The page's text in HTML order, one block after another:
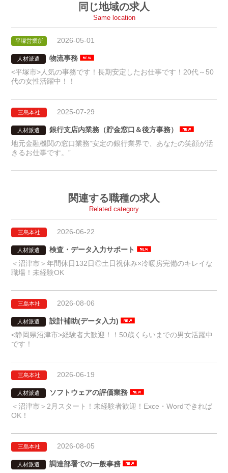
同じ地域の求人
Same location
平塚営業所 2026-05-01
人材派遣
物流事務
<平塚市>人気の事務です！長期安定したお仕事です！20代～50
代の女性活躍中！！
三島本社 2025-07-29
人材派遣
銀行支店内業務（貯金窓口＆後方事務）
地元金融機関の窓口業務”安定の銀行業界で、あなたの笑顔が活
きるお仕事です。”
関連する職種の求人
Related category
三島本社 2026-06-22
人材派遣
検査・データ入力サポート
＜沼津市＞年間休日132日◎土日祝休み×冷暖房完備のキレイな
職場！未経験OK
三島本社 2026-08-06
人材派遣
設計補助(データ入力)
<静岡県沼津市>経験者大歓迎！！50歳くらいまでの男女活躍中
です！
三島本社 2026-06-19
人材派遣
ソフトウェアの評価業務
＜沼津市＞2月スタート！未経験者歓迎！Exce・Wordできれば
OK！
三島本社 2026-08-05
人材派遣 調達部署での一般事務